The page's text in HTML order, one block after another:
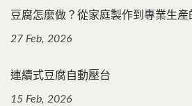
豆腐怎麼做？從家庭製作到專業生
27 Feb, 2026
連續式豆腐自動壓台
15 Feb, 2026